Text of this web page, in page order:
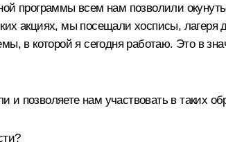
программы всем нам позволили
акциях, мы посещали хосписы, лагеря
в которой я сегодня работаю. Это в
нам участвовать в таких